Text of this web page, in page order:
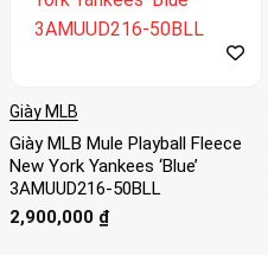
Giày MLB
Giày MLB Mule Playball Fleece
New York Yankees ‘Blue’
3AMUUD216-50BLL
2,900,000 ₫